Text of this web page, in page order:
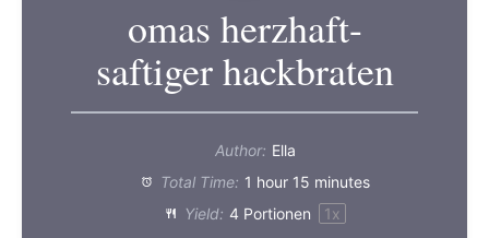
omas herzhaft-
saftiger hackbraten
Author: Ella
Total Time: 1 hour 15 minutes
Yield: 4 Portionen 1x